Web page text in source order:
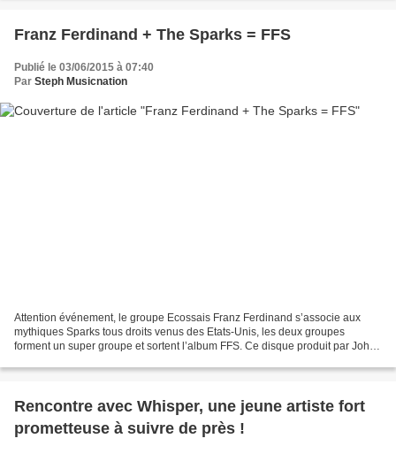
Franz Ferdinand + The Sparks = FFS
Publié le 03/06/2015 à 07:40
Par Steph Musicnation
Attention événement, le groupe Ecossais Franz Ferdinand s’associe aux
mythiques Sparks tous droits venus des Etats-Unis, les deux groupes
forment un super groupe et sortent l’album FFS. Ce disque produit par John
Rencontre avec Whisper, une jeune artiste fort
prometteuse à suivre de près !